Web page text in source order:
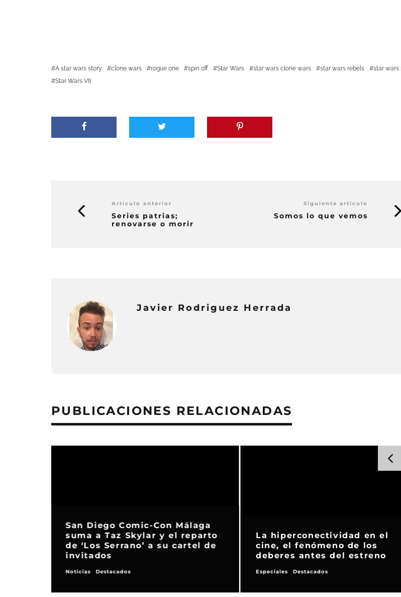
A star wars story clone wars rogue one spin off Star Wars star wars clone wars star wars rebels
star wars
Star Wars VII
Artículo anterior
Series patrias;
renovarse o morir
Siguiente artículo
Somos lo que vemos
Javier Rodriguez Herrada
PUBLICACIONES RELACIONADAS
San Diego Comic-Con Málaga
suma a Taz Skylar y el reparto
de ‘Los Serrano’ a su cartel de
invitados
Noticias Destacados
La hiperconectividad en el
cine, el fenómeno de los
deberes antes del estreno
Especiales Destacados